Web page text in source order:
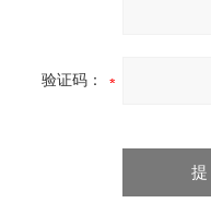
验证码：